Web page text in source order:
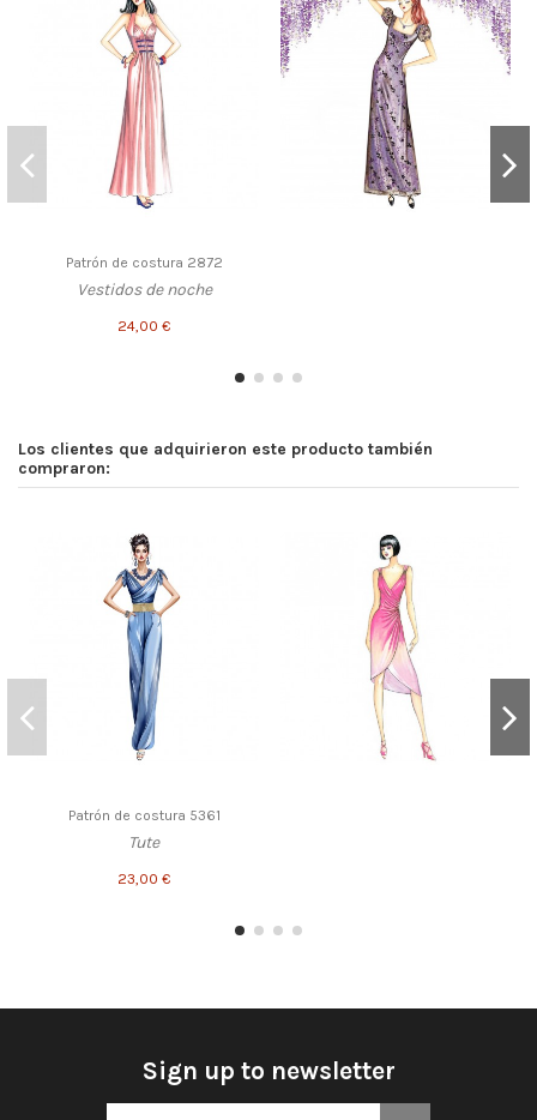
Patrón de costura 2872
Vestidos de noche
24,00 €
Los clientes que adquirieron este producto también
compraron:
Patrón de costura 5361
Tute
23,00 €
Sign up to newsletter